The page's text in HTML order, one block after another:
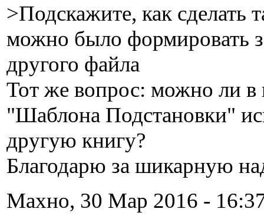
>Подскажите, как сделать
можно было формировать
другого файла
Тот же вопрос: можно ли в
"Шаблона Подстановки"
другую книгу?
Благодарю за шикарную
Махно, 30 Мар 2016 -